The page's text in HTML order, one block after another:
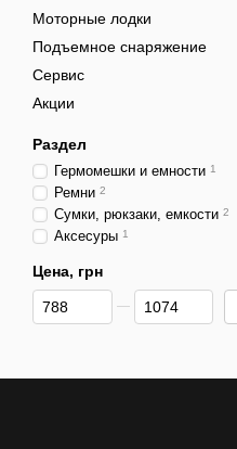
Моторные лодки
Подъемное снаряжение
Сервис
Акции
Раздел
Гермомешки и емности 1
Ремни 2
Сумки, рюкзаки, емкости 2
Аксесуры 1
Цена, грн
От Цена, грн
До Цена, грн